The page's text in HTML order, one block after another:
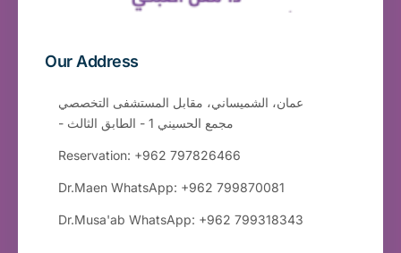
Our Address
عمان، الشميساني، مقابل المستشفى التخصصي
- مجمع الحسيني 1 - الطابق الثالث
Reservation: +962 797826466
Dr.Maen WhatsApp: +962 799870081
Dr.Musa'ab WhatsApp: +962 799318343